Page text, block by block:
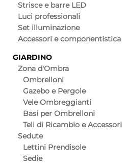
Strisce e barre LED
Luci professionali
Set illuminazione
Accessori e componentistica
GIARDINO
Zona d'Ombra
Ombrelloni
Gazebo e Pergole
Vele Ombreggianti
Basi per Ombrelloni
Teli di Ricambio e Accessori
Sedute
Lettini Prendisole
Sedie